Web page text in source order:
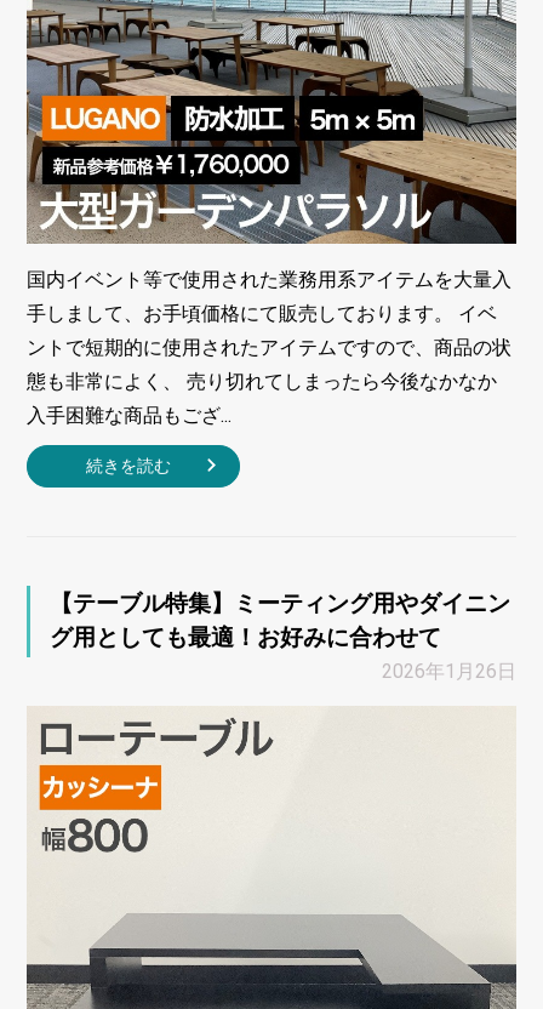
国内イベント等で使用された業務用系アイテムを大量入
手しまして、お手頃価格にて販売しております。 イベ
ントで短期的に使用されたアイテムですので、商品の状
態も非常によく、 売り切れてしまったら今後なかなか
入手困難な商品もござ...
続きを読む
【テーブル特集】ミーティング用やダイニン
グ用としても最適！お好みに合わせて
2026年1月26日